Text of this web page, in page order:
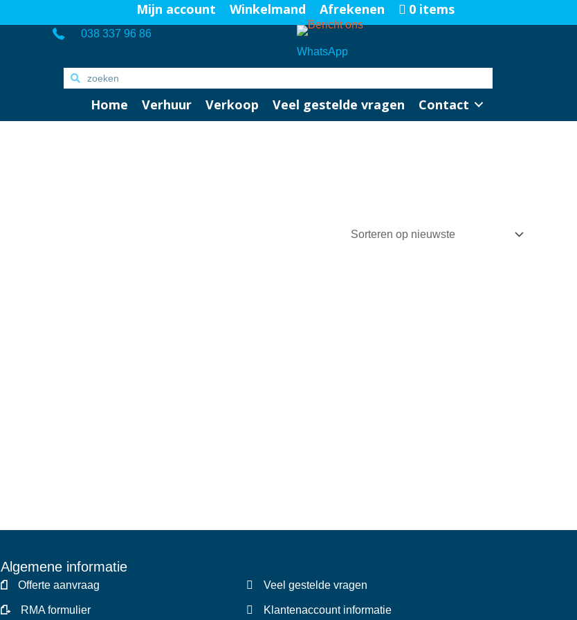
Mijn account Winkelmand Afrekenen 0 items
038 337 96 86
WhatsApp
Home Verhuur Verkoop Veel gestelde vragen Contact
Algemene informatie
Offerte aanvraag
RMA formulier
Veel gestelde vragen
Klantenaccount informatie